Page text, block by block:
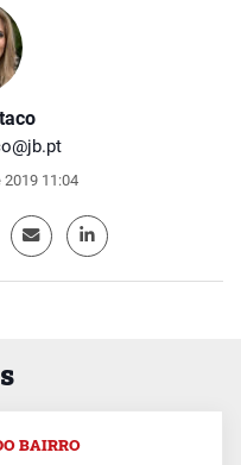
2019 11:04
BAIRRO